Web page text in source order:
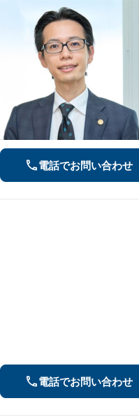
電話でお問い合わせ
電話でお問い合わせ